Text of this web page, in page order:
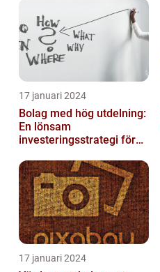
17 januari 2024
Bolag med hög utdelning:
En lönsam
investeringsstrategi för
17 januari 2024